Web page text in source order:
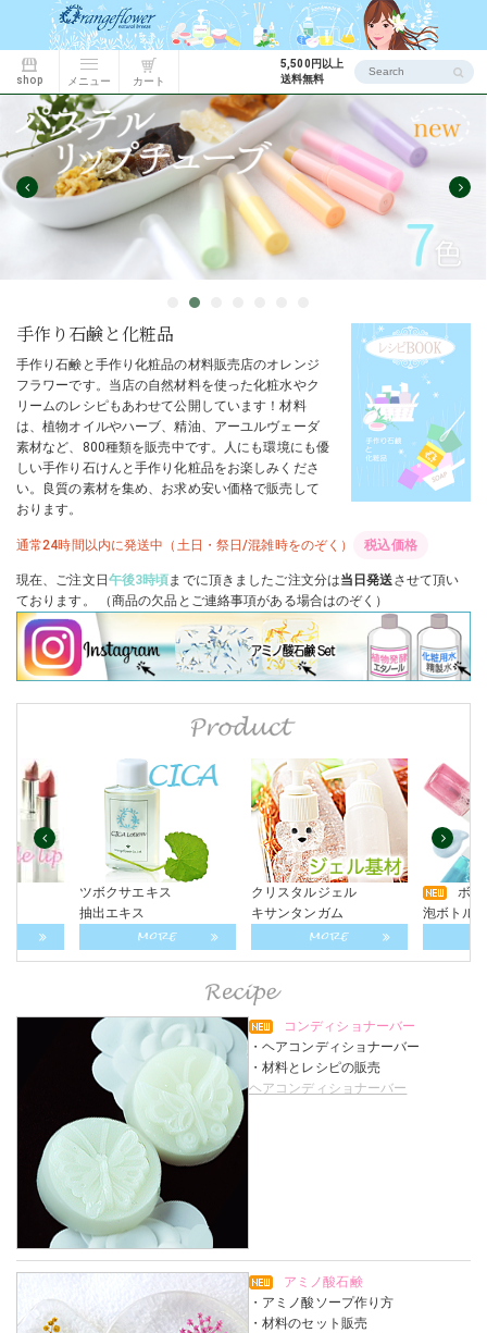
shop メニュー カート
5,500円以上
送料無料
手作り石鹸と化粧品
手作り石鹸と手作り化粧品の材料販売店のオレンジ
フラワーです。当店の自然材料を使った化粧水やク
リームのレシピもあわせて公開しています！材料
は、植物オイルやハーブ、精油、アーユルヴェーダ
素材など、800種類を販売中です。人にも環境にも優
しい手作り石けんと手作り化粧品をお楽しみくださ
い。良質の素材を集め、お求め安い価格で販売して
おります。
通常24時間以内に発送中 （土日・祭日/混雑時をのぞく） 税込価格
現在、ご注文日午後3時頃までに頂きましたご注文分は当日発送させて頂い
ております。 （商品の欠品とご連絡事項がある場合はのぞく）
ツボクサエキス
抽出エキス
クリスタルジェル
キサンタンガム
ボト
泡ボトル
コンディショナーバー
・ヘアコンディショナーバー
・材料とレシピの販売
ヘアコンディショナーバー
アミノ酸石鹸
・アミノ酸ソープ作り方
・材料のセット販売